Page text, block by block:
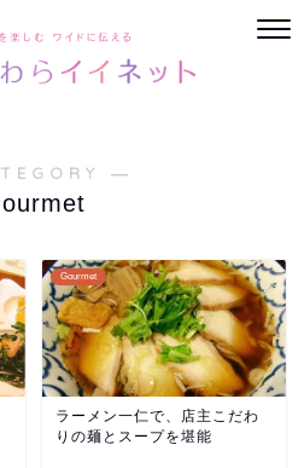
―
Gourmet
ラーメン一仁で、店主こだわ
りの麺とスープを堪能